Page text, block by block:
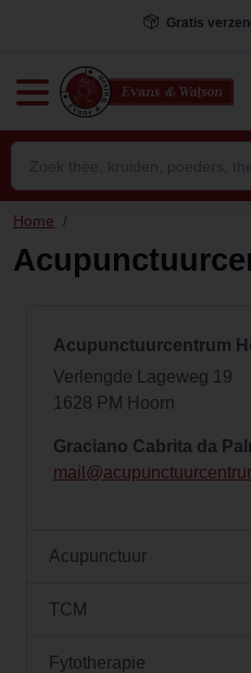
Gratis
Home /
Acupunctuurcentrum
Verlengde Lageweg 19
1628 PM Hoorn
Graciano Cabrita da
Acupunctuur
TCM
Fytotherapie